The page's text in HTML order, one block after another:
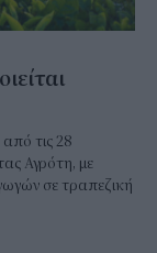
τις 28
Αγρότη, με
σε τραπεζική